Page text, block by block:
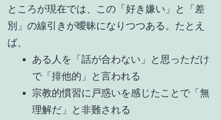
ところが現在では、この「好き嫌い」と「差
別」の線引きが曖昧になりつつある。たとえ
ば、
ある人を「話が合わない」と思っただけ
で「排他的」と言われる
宗教的慣習に戸惑いを感じたことで「無
理解だ」と非難される